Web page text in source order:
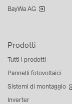
Prodotti
Tutti i prodotti
Pannelli fotovoltaici
Sistemi di montaggio
Inverter
BayWa AG